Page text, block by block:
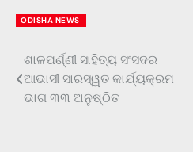
ODISHA NEWS
Post
navigation
ଶାଳପର୍ଣ୍ଣୀ ସାହିତ୍ୟ ସଂସଦର
ଆଭାସୀ ସାରସ୍ୱତ କାର୍ଯ୍ୟକ୍ରମ
ଭାଗ ୩୩ ଅନୁଷ୍ଠିତ